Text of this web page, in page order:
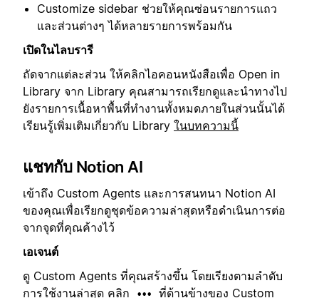
Customize sidebar ช่วยให้คุณซ่อนรายการแถว
และส่วนต่างๆ ได้หลายรายการพร้อมกัน
เปิดในไลบรารี
ถัดจากแต่ละส่วน ให้คลิกไอคอนหนังสือเพื่อ Open in
Library จาก Library คุณสามารถเรียกดูและนำทางไป
ยังรายการเนื้อหาพื้นที่ทำงานทั้งหมดภายในส่วนนั้นได้
เรียนรู้เพิ่มเติมเกี่ยวกับ Library ในบทความนี้
แชทกับ Notion AI
เข้าถึง Custom Agents และการสนทนา Notion AI
ของคุณเพื่อเรียกดูชุดข้อความล่าสุดหรือดำเนินการต่อ
จากจุดที่คุณค้างไว้
เอเจนต์
ดู Custom Agents ที่คุณสร้างขึ้น โดยเรียงตามลำดับ
การใช้งานล่าสุด คลิก
••• ที่ด้านข้างของ Custom